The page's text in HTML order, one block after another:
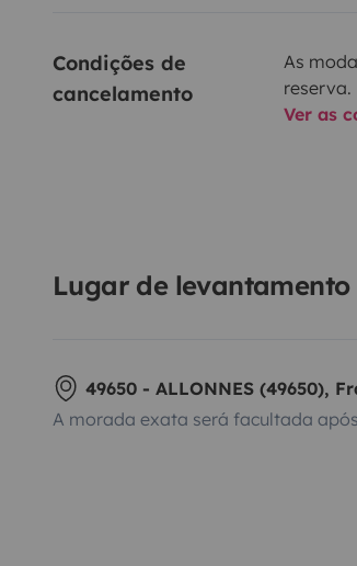
Condições de
cancelamento
As
reserva.
Ver as
Lugar de levantamento
49650 - ALLONNES (49650),
A morada exata será facultada